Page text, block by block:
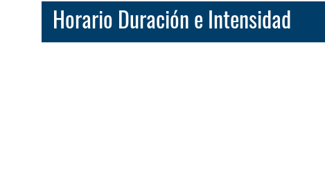
Horario Duración e Intensidad